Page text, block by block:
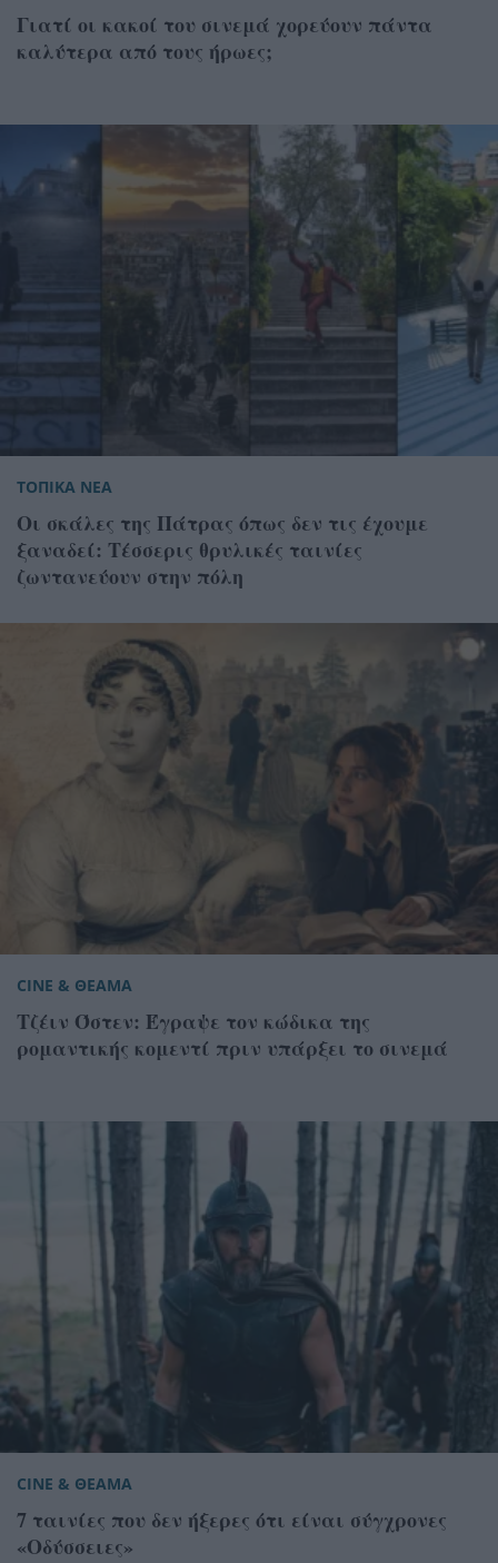
Γιατί οι κακοί του σινεμά χορεύουν πάντα
καλύτερα από τους ήρωες;
ΤΟΠΙΚΑ ΝΕΑ
Οι σκάλες της Πάτρας όπως δεν τις έχουμε
ξαναδεί: Τέσσερις θρυλικές ταινίες
ζωντανεύουν στην πόλη
CINE & ΘΕΑΜΑ
Τζέιν Όστεν: Έγραψε τον κώδικα της
ρομαντικής κομεντί πριν υπάρξει το σινεμά
CINE & ΘΕΑΜΑ
7 ταινίες που δεν ήξερες ότι είναι σύγχρονες
«Οδύσσειες»